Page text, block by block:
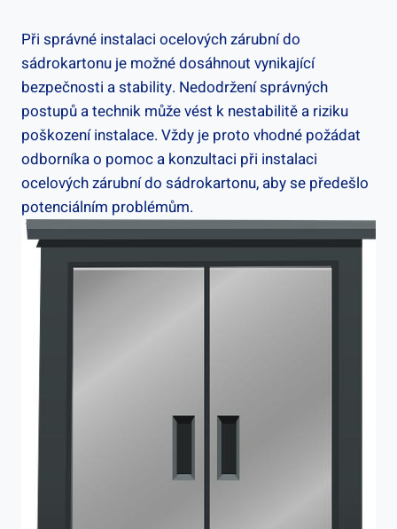
Při správné instalaci ocelových zárubní do
sádrokartonu je možné dosáhnout vynikající
bezpečnosti a stability. Nedodržení správných
postupů a technik může vést k nestabilitě a riziku
poškození instalace. Vždy je proto vhodné požádat
odborníka o pomoc a konzultaci při instalaci
ocelových zárubní do sádrokartonu, aby se předešlo
potenciálním problémům.